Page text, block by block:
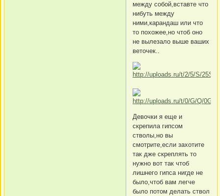
между собой,вставте что
нибуть между
ними,карандаш или что
то похожее,но чтоб оно
не вылезало выше ваших
веточек..
Девочки я еще и
скрепила гипсом
стволы,но вы
смотрите,если захотите
так дже скреплять то
нужно вот так чтоб
лишнего гипса нигде не
было,чтоб вам легче
было потом делать ствол